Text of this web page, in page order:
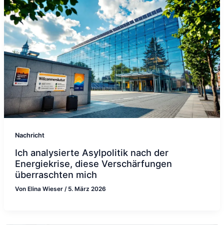
Nachricht
Ich analysierte Asylpolitik nach der
Energiekrise, diese Verschärfungen
überraschten mich
Von Elina Wieser / 5. März 2026